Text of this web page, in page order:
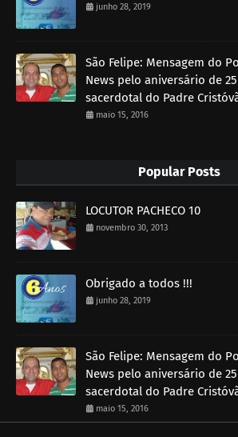
junho 28, 2019
São Felipe: Mensagem do
News pelo aniversário de
sacerdotal do Padre
maio 15, 2016
Popular Posts
LOCUTOR PACHECO 10
novembro 30, 2013
Obrigado a todos !!!
junho 28, 2019
São Felipe: Mensagem do
News pelo aniversário de
sacerdotal do Padre
maio 15, 2016